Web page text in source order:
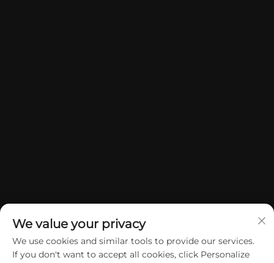
We value your privacy
We use cookies and similar tools to provide our services.
If you don't want to accept all cookies, click Personalize